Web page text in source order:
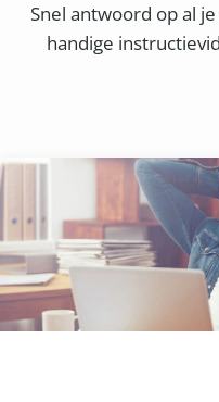
Snel antwoord op al
handige